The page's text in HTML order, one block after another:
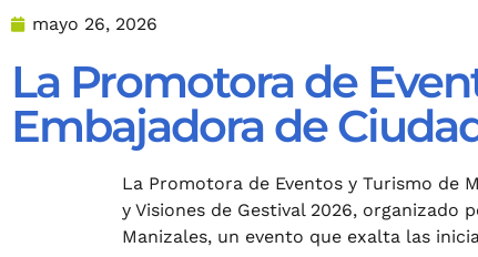
mayo 26, 2026
La Promotora de
Embajadora de
La Promotora de Eventos y Turismo de
y Visiones de Gestival 2026,
Manizales, un evento que exalta las